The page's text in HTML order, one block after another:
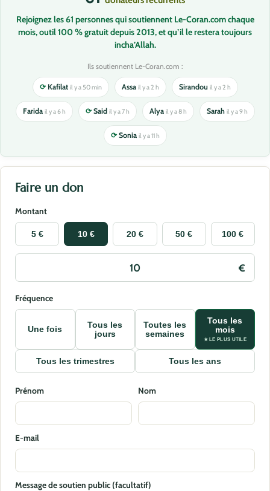
Rejoignez les 61 personnes qui soutiennent Le-Coran.com chaque
mois, outil 100 % gratuit depuis 2013, et qu’il le restera toujours
incha’Allah.
Ils soutiennent Le-Coran.com :
⟳Kafilat il y a 50 min Assa il y a 2 h Sirandou il y a 2 h
Farida il y a 6 h ⟳Said il y a 7 h Alya il y a 8 h Sarah il y a 9 h
⟳Sonia il y a 11 h
Faire un don
Montant
5 € 10 € 20 € 50 € 100 €
Fréquence
Une fois
Tous les
jours
Toutes les
semaines
Tous les
mois
★ LE PLUS UTILE
Tous les trimestres Tous les ans
Prénom Nom
E-mail
Message de soutien public (facultatif)